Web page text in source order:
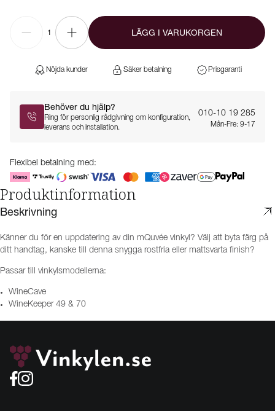
1 LÄGG I VARUKORGEN
Nöjda kunder Säker betalning Prisgaranti
Behöver du hjälp?
Ring för personlig rådgivning om konfiguration,
leverans och installation.
010-10 19 285
Mån-Fre: 9-17
Flexibel betalning med:
Produktinformation
Beskrivning
Känner du för en uppdatering av din mQuvée vinkyl? Välj att byta färg på
ditt handtag, kanske till denna snygga rostfria eller mattsvarta finish?
Passar till vinkylsmodellerna:
WineCave
WineKeeper 49 & 70